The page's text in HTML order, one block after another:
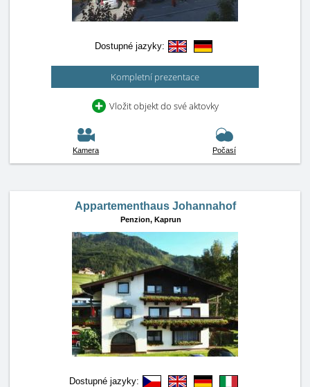
Dostupné jazyky:
Kompletní prezentace
Vložit objekt do své aktovky
Kamera Počasí
Appartementhaus Johannahof
Penzion, Kaprun
Dostupné jazyky: